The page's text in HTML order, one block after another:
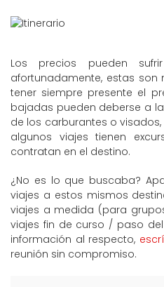
Los precios pueden
afortunadamente, estas
tener siempre presente el
bajadas pueden deberse a
de los carburantes o
algunos viajes tienen
contratan en el destino.
¿No es lo que buscaba?
viajes a estos mismos
viajes a medida (para
viajes fin de curso / paso
información al respecto,
reunión sin compromiso.